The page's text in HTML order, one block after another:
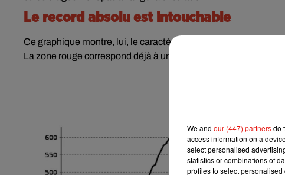
Le record absolu est intouchable
Ce graphique montre, lui, le caractère
La zone rouge correspond déjà à une situation
We and our (447) partnersdo
access information on a
select personalised
statistics or combinations of
profiles to select personalised